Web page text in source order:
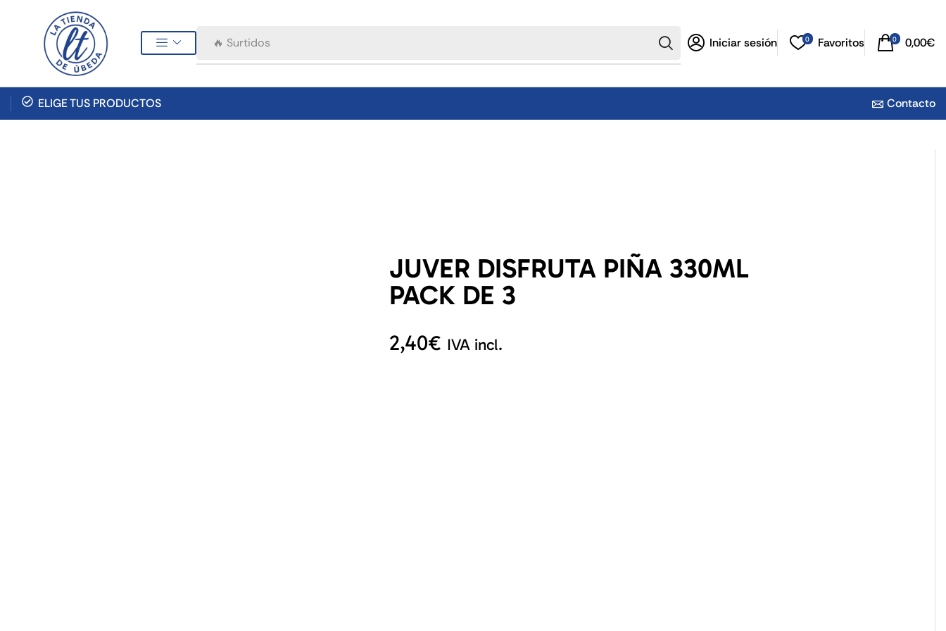
🔥 Surtidos Iniciar sesión 0 Favoritos 0 0,00€
ELIGE TUS PRODUCTOS Contacto
JUVER DISFRUTA PIÑA 330ML
PACK DE 3
2,40€ IVA incl.